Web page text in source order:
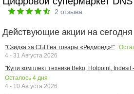
2 отзыва
Действующие акции на сегодня
"Скидка за СБП на товары «Редмонд»!"
4 - 31 Августа 2026
"Купи комплект техники Beko, Hotpoint, Indesit
Осталось 4 дня
4 - 10 Августа 2026